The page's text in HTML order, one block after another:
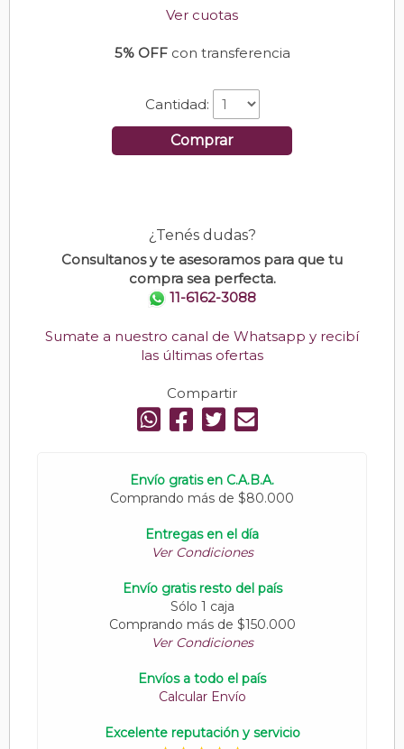
Ver cuotas
5% OFFcon transferencia
Cantidad:
Comprar
¿Tenés dudas?
Consultanos y te asesoramos para que tu
compra sea perfecta.
11-6162-3088
Sumate a nuestro canal de Whatsapp y recibí
las últimas ofertas
Compartir
Envío gratis en C.A.B.A.
Comprando más de $80.000
Entregas en el día
Ver Condiciones
Envío gratis resto del país
Sólo 1 caja
Comprando más de $150.000
Ver Condiciones
Envíos a todo el país
Calcular Envío
Excelente reputación y servicio